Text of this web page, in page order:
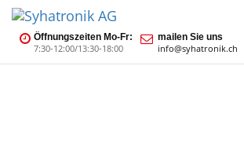
Öffnungszeiten Mo-Fr:
7:30-12:00/13:30-18:00
mailen Sie uns
info@syhatronik.ch